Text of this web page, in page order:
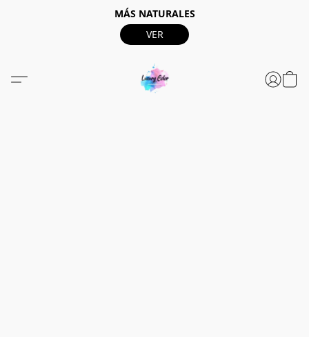
MÁS NATURALES
VER